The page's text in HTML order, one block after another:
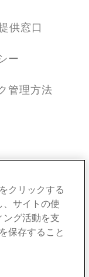
供窓口
ー
管理方法
・ジャパン株式
商）第424号
／一般社団法人
クリックする
、サイトの使
ング活動を支
保存すること